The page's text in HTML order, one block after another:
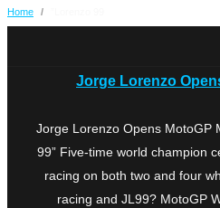
Home /
Jorge Lorenzo
Jorge Lorenzo Opens MotoGP
99” Five-time world champion
racing on both two and four
racing and JL99? MotoGP